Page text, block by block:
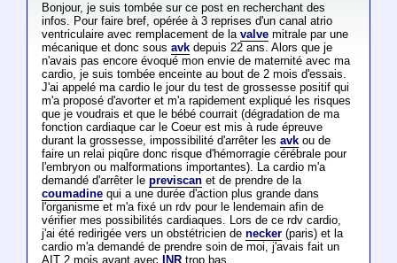
Bonjour, je suis tombée sur ce post en recherchant des
infos. Pour faire bref, opérée à 3 reprises d'un canal atrio
ventriculaire avec remplacement de la valvemitrale par une
mécanique et donc sous avkdepuis 22 ans. Alors que je
n'avais pas encore évoqué mon envie de maternité avec ma
cardio, je suis tombée enceinte au bout de 2 mois d'essais.
J'ai appelé ma cardio le jour du test de grossesse positif qui
m'a proposé d'avorter et m'a rapidement expliqué les risques
que je voudrais et que le bébé courrait (dégradation de ma
fonction cardiaque car le Coeur est mis à rude épreuve
durant la grossesse, impossibilité d'arrêter les avkou de
faire un relai piqûre donc risque d'hémorragie cérébrale pour
l'embryon ou malformations importantes). La cardio m'a
demandé d'arrêter le previscanet de prendre de la
coumadinequi a une durée d'action plus grande dans
l'organisme et m'a fixé un rdv pour le lendemain afin de
vérifier mes possibilités cardiaques. Lors de ce rdv cardio,
j'ai été redirigée vers un obstétricien de necker(paris) et la
cardio m'a demandé de prendre soin de moi, j'avais fait un
AIT 2 mois avant avec
INRtrop bas.